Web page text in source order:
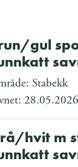
gul
Stabekk
28.05.2026
hvit m